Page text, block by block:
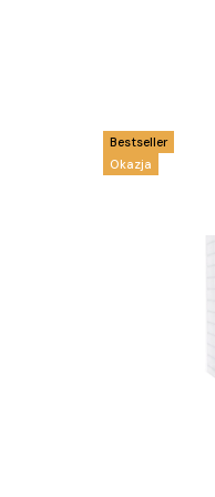
Okazja
Bestseller